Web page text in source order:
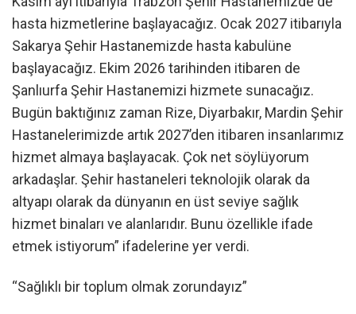
hasta hizmetlerine başlayacağız. Ocak 2027 itibarıyla
Sakarya Şehir Hastanemizde hasta kabulüne
başlayacağız. Ekim 2026 tarihinden itibaren de
Şanlıurfa Şehir Hastanemizi hizmete sunacağız.
Bugün baktığınız zaman Rize, Diyarbakır, Mardin Şehir
Hastanelerimizde artık 2027’den itibaren insanlarımız
hizmet almaya başlayacak. Çok net söylüyorum
arkadaşlar. Şehir hastaneleri teknolojik olarak da
altyapı olarak da dünyanın en üst seviye sağlık
hizmet binaları ve alanlarıdır. Bunu özellikle ifade
etmek istiyorum” ifadelerine yer verdi.
“Sağlıklı bir toplum olmak zorundayız”